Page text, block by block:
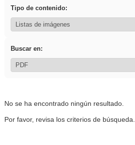
Tipo de contenido:
Buscar en:
No se ha encontrado ningún resultado.
Por favor, revisa los criterios de búsqueda.